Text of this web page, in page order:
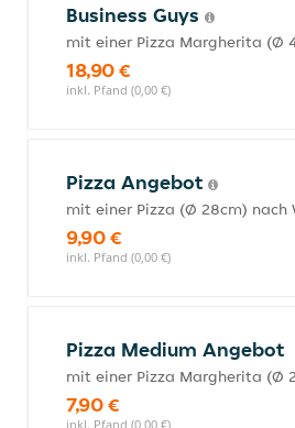
Business Guys
mit einer Pizza Margherita (Ø
18,90 €
inkl. Pfand (0,00 €)
Pizza Angebot
mit einer Pizza (Ø 28cm) nach
9,90 €
inkl. Pfand (0,00 €)
Pizza Medium Angebot
mit einer Pizza Margherita (Ø
7,90 €
inkl. Pfand (0,00 €)